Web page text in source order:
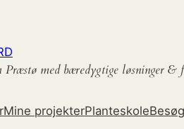
Præstø med bæredygtige løsninger &
Mine projekterPlanteskole